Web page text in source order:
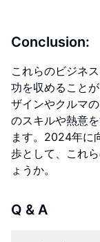
Conclusion:
これらのビジネ
功を収めること
ザインやクルマ
のスキルや熱意
ます。2024年に
歩として、これ
ょうか。
Q & A